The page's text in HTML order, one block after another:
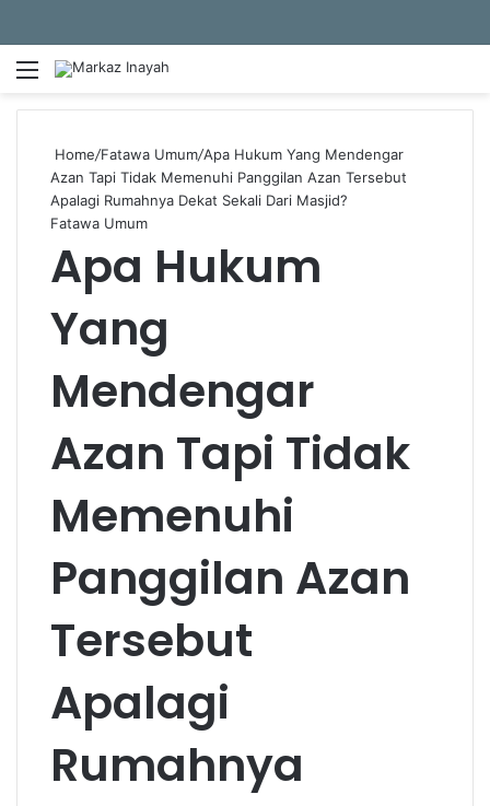
Menu
Home/Fatawa Umum/Apa Hukum Yang Mendengar
Azan Tapi Tidak Memenuhi Panggilan Azan Tersebut
Apalagi Rumahnya Dekat Sekali Dari Masjid?
Fatawa Umum
Apa Hukum
Yang
Mendengar
Azan Tapi Tidak
Memenuhi
Panggilan Azan
Tersebut
Apalagi
Rumahnya